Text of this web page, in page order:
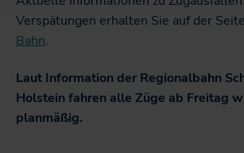
Verspätungen erhalten Sie auf der
Bahn.
Laut Information der Regionalbahn
Holstein fahren alle Züge ab Freitag
planmäßig.